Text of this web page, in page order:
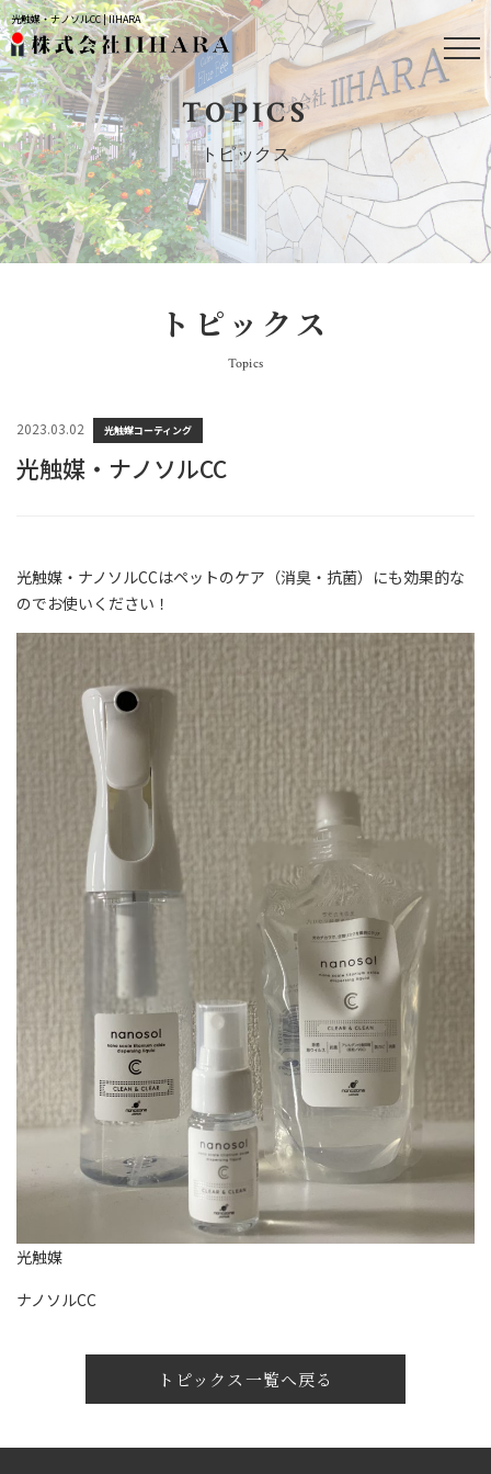
光触媒・ナノソルCC | IIHARA
TOPICS
トピックス
トピックス
Topics
2023.03.02 光触媒コーティング
光触媒・ナノソルCC
光触媒・ナノソルCCはペットのケア（消臭・抗菌）にも効果的な
のでお使いください！
光触媒
ナノソルCC
トピックス一覧へ戻る